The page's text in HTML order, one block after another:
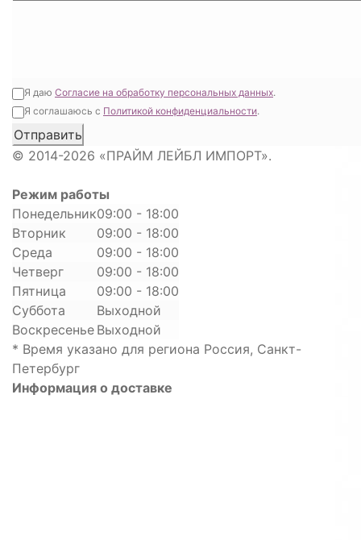
Я даю Согласие на обработку персональных данных.
Я соглашаюсь с Политикой конфиденциальности.
© 2014-2026 «ПРАЙМ ЛЕЙБЛ ИМПОРТ».
Режим работы
Понедельник09:00 - 18:00
Вторник
09:00 - 18:00
Среда
09:00 - 18:00
Четверг
09:00 - 18:00
Пятница
09:00 - 18:00
Суббота
Выходной
Воскресенье Выходной
* Время указано для региона Россия, Санкт-
Петербург
Информация о доставке